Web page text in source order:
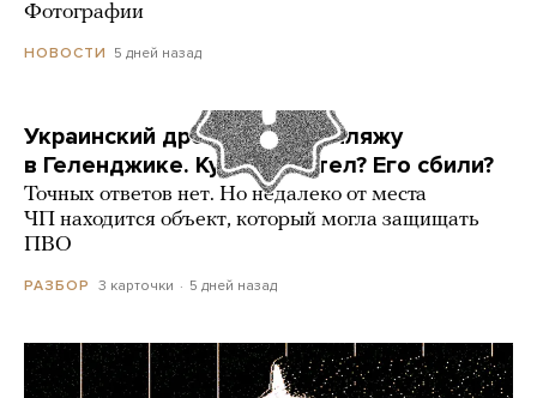
Фотографии
НОВОСТИ 5 дней назад
Украинский дрон попал по пляжу
в Геленджике. Куда он летел? Его сбили?
Точных ответов нет. Но недалеко от места
ЧП находится объект, который могла защищать
ПВО
РАЗБОР 3 карточки 5 дней назад